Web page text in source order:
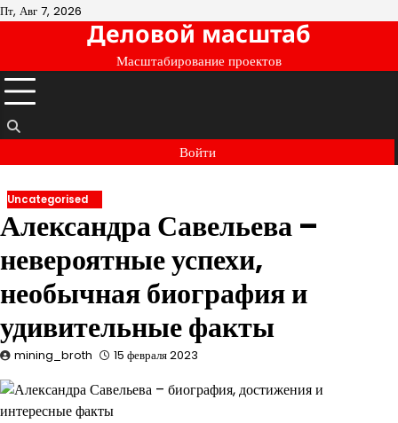
Перейти
Пт, Авг 7, 2026
Деловой масштаб
Масштабирование проектов
Войти
Uncategorised
Александра Савельева –
невероятные успехи,
необычная биография и
удивительные факты
mining_broth 15 февраля 2023